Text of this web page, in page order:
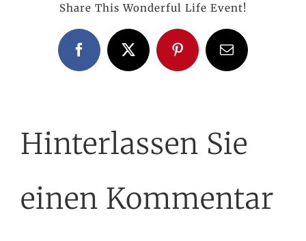
Share This Wonderful Life Event!
FacebookX PinterestE-
Mail
Hinterlassen Sie
einen Kommentar